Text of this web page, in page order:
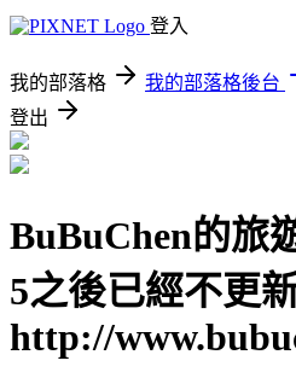
登入
我的部落格 我的部落格後台
登出
BuBuChen的旅
5之後已經不更
http://